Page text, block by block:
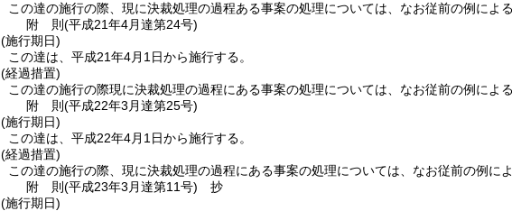
この達の施行の際、現に決裁処理の過程ある事案の処理については、なお従前の例による
附 則(平成21年4月達第24号)
(施行期日)
この達は、平成21年4月1日から施行する。
(経過措置)
この達の施行の際現に決裁処理の過程にある事案の処理については、なお従前の例による
附 則(平成22年3月達第25号)
(施行期日)
この達は、平成22年4月1日から施行する。
(経過措置)
この達の施行の際、現に決裁処理の過程にある事案の処理については、なお従前の例によ
附 則(平成23年3月達第11号) 抄
(施行期日)